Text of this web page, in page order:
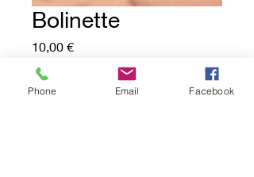
Bolinette
10,00 €Price
Out of Stock
Phone Email Facebook